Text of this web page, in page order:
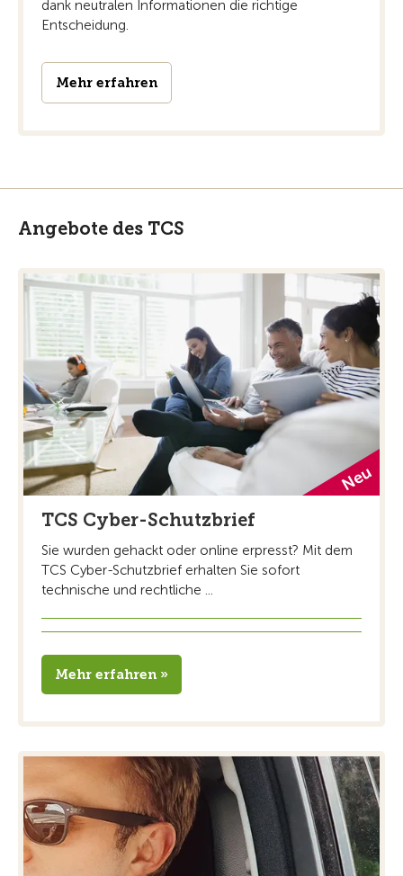
dank neutralen Informationen die richtige
Entscheidung.
Mehr erfahren
Angebote des TCS
TCS Cyber-Schutzbrief
Sie wurden gehackt oder online erpresst? Mit dem
TCS Cyber-Schutzbrief erhalten Sie sofort
technische und rechtliche ...
Mehr erfahren »